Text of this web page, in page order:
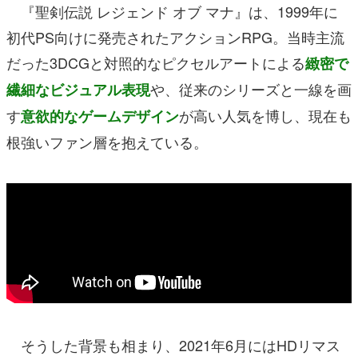
『聖剣伝説 レジェンド オブ マナ』は、1999年に
初代PS向けに発売されたアクションRPG。当時主流
だった3DCGと対照的なピクセルアートによる緻密で
繊細なビジュアル表現や、従来のシリーズと一線を画
す意欲的なゲームデザインが高い人気を博し、現在も
根強いファン層を抱えている。
そうした背景も相まり、2021年6月にはHDリマス